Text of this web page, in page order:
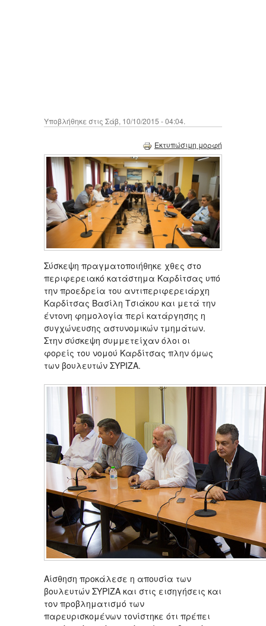
Υποβλήθηκε στις Σάβ, 10/10/2015 - 04:04.
Εκτυπώσιμη μορφή
Σύσκεψη πραγματοποιήθηκε χθες στο
περιφερειακό κατάστημα Καρδίτσας υπό
την προεδρεία του αντιπεριφερειάρχη
Καρδίτσας Βασίλη Τσιάκου και μετά την
έντονη φημολογία περί κατάργησης η
συγχώνευσης αστυνομικών τμημάτων.
Στην σύσκεψη συμμετείχαν όλοι οι
φορείς του νομού Καρδίτσας πλην όμως
των βουλευτών ΣΥΡΙΖΑ.
Αίσθηση προκάλεσε η απουσία των
βουλευτών ΣΥΡΙΖΑ και στις εισηγήσεις και
τον προβληματισμό των
παρευρισκομένων τονίστηκε ότι πρέπει